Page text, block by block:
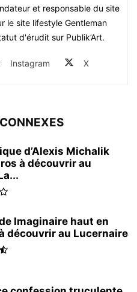
et responsable du site
le site lifestyle Gentleman
d'érudit sur Publik’Art.
Instagram X
d’Alexis Michalik
à découvrir au
Imaginaire haut en
découvrir au Lucernaire